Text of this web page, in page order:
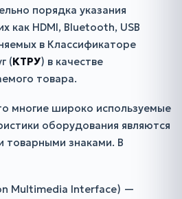
порядка указания
как HDMI, Bluetooth, USB
в Классификаторе
(КТРУ) в качестве
товара.
многие широко используемые
оборудования являются
товарными знаками. В
Multimedia Interface) —